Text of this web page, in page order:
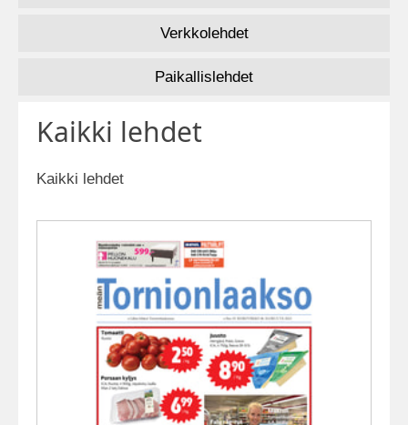
Verkkolehdet
Paikallislehdet
Kaikki lehdet
Kaikki lehdet